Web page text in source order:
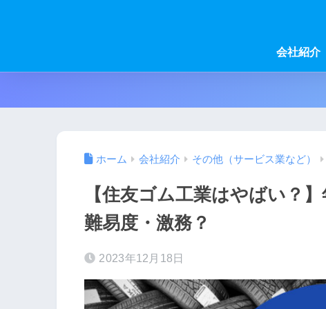
会社紹介
ホーム 会社紹介 その他（サービス業など）
【住友ゴム工業はやばい？
難易度・激務？
2023年12月18日